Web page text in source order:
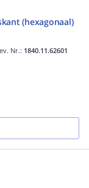
(hexagonaal)
Nr.: 1840.11.62601